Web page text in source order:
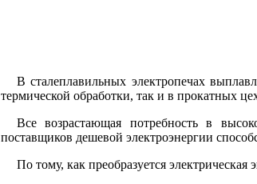
В сталеплавильных электропечах
термической обработки, так и в прокатных
Все возрастающая потребность в
поставщиков дешевой электроэнергии
По тому, как преобразуется